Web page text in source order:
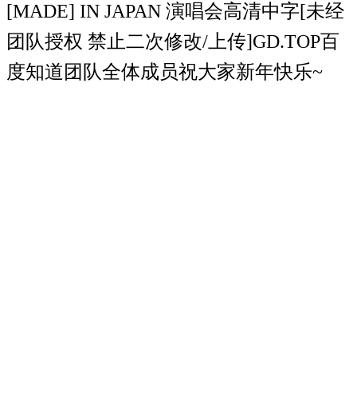
[MADE] IN JAPAN 演唱会高清中字[未经
团队授权 禁止二次修改/上传]GD.TOP百
度知道团队全体成员祝大家新年快乐~